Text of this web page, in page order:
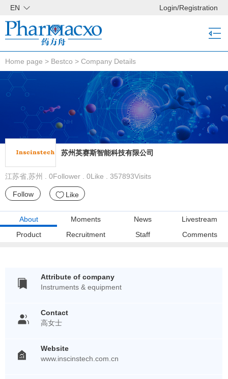
EN Login/Registration
Home page > Bestco > Company Details
苏州英赛斯智能科技有限公司
江苏省,苏州 . 0Follower . 0Like . 357893Visits
Follow Like
About Moments News
Livestream
Product
Recruitment Staff Comments
Attribute of company
Instruments & equipment
Contact
高女士
Website
www.inscinstech.com.cn